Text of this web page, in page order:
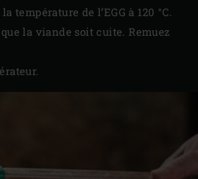
de l’EGG à 120 °C.
la viande soit cuite. Remuez